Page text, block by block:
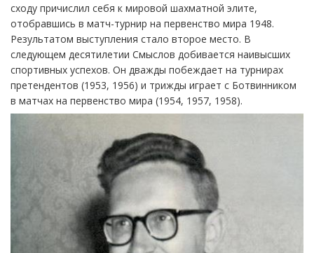
сходу причислил себя к мировой шахматной элите,
отобравшись в матч-турнир на первенство мира 1948.
Результатом выступления стало второе место. В
следующем десятилетии Смыслов добивается наивысших
спортивных успехов. Он дважды побеждает на турнирах
претендентов (1953, 1956) и трижды играет с Ботвинником
в матчах на первенство мира (1954, 1957, 1958).